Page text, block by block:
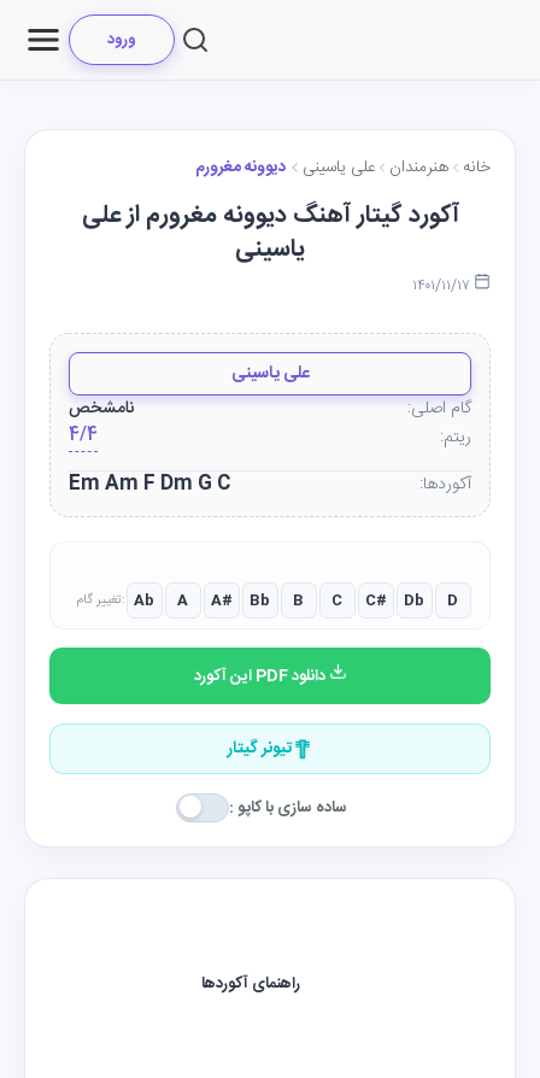
ورود
خانه هنرمندان علی یاسینی دیوونه مغرورم
آکورد گیتار آهنگ دیوونه مغرورم از علی
یاسینی
علی یاسینی
گام اصلی:
نامشخص
ریتم:
4/4
آکوردها:
Em Am F Dm G C
تغییر گام: Ab A A# Bb B C C# Db D
دانلود PDF این آکورد
تیونر گیتار
ساده سازی با کاپو :
راهنمای آکوردها